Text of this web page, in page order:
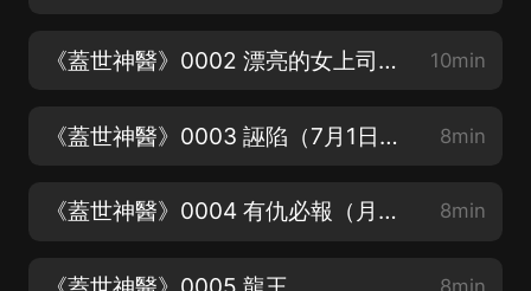
《蓋世神醫》0002 漂亮的女上司（7月1日開始月票活動詳情見評論區） 10min
《蓋世神醫》0003 誣陷（7月1日開始月票活動詳情見評論區） 8min
《蓋世神醫》0004 有仇必報（月票活動開始了看前面評論區置頂） 8min